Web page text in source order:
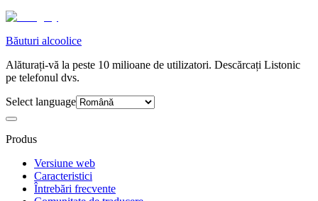
Băuturi alcoolice
Alăturați-vă la peste 10 milioane de utilizatori. Descărcați Listonic
pe telefonul dvs.
Select language
Produs
Versiune web
Caracteristici
Întrebări frecvente